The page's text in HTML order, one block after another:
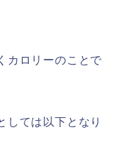
カロリーのことで
しては以下となり